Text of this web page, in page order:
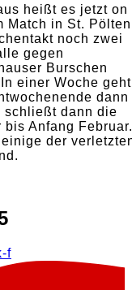
heißt es jetzt on
Match in St. Pölten
noch zwei
gegen
Burschen
einer Woche geht
dann
schließt dann die
bis Anfang Februar.
der
f